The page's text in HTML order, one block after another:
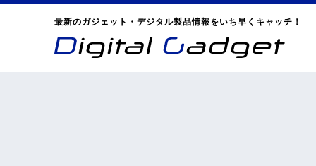
最新のガジェット・デジタル製品情報をいち早くキャッチ！